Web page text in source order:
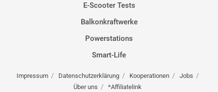
E-Scooter Tests
Balkonkraftwerke
Powerstations
Smart-Life
Impressum Datenschutzerklärung Kooperationen
Jobs
Über uns
*Affiliatelink